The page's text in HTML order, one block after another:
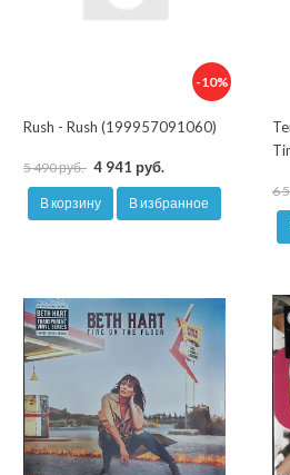
-10%
Rush - Rush (199957091060)
5 490 руб. 4 941 руб.
В корзину В избранное
6